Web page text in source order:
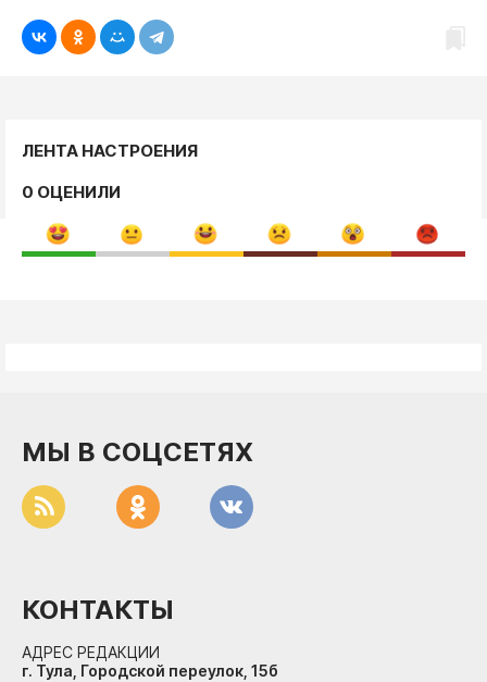
ЛЕНТА НАСТРОЕНИЯ
0 ОЦЕНИЛИ
МЫ В СОЦСЕТЯХ
КОНТАКТЫ
АДРЕС РЕДАКЦИИ
г. Тула, Городской переулок, 15б